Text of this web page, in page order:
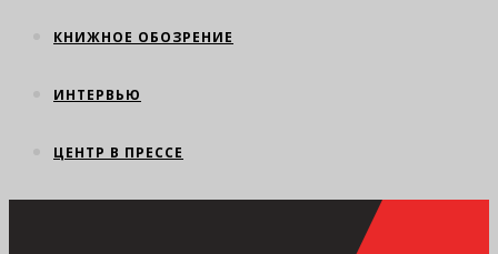
КНИЖНОЕ ОБОЗРЕНИЕ
ИНТЕРВЬЮ
ЦЕНТР В ПРЕССЕ